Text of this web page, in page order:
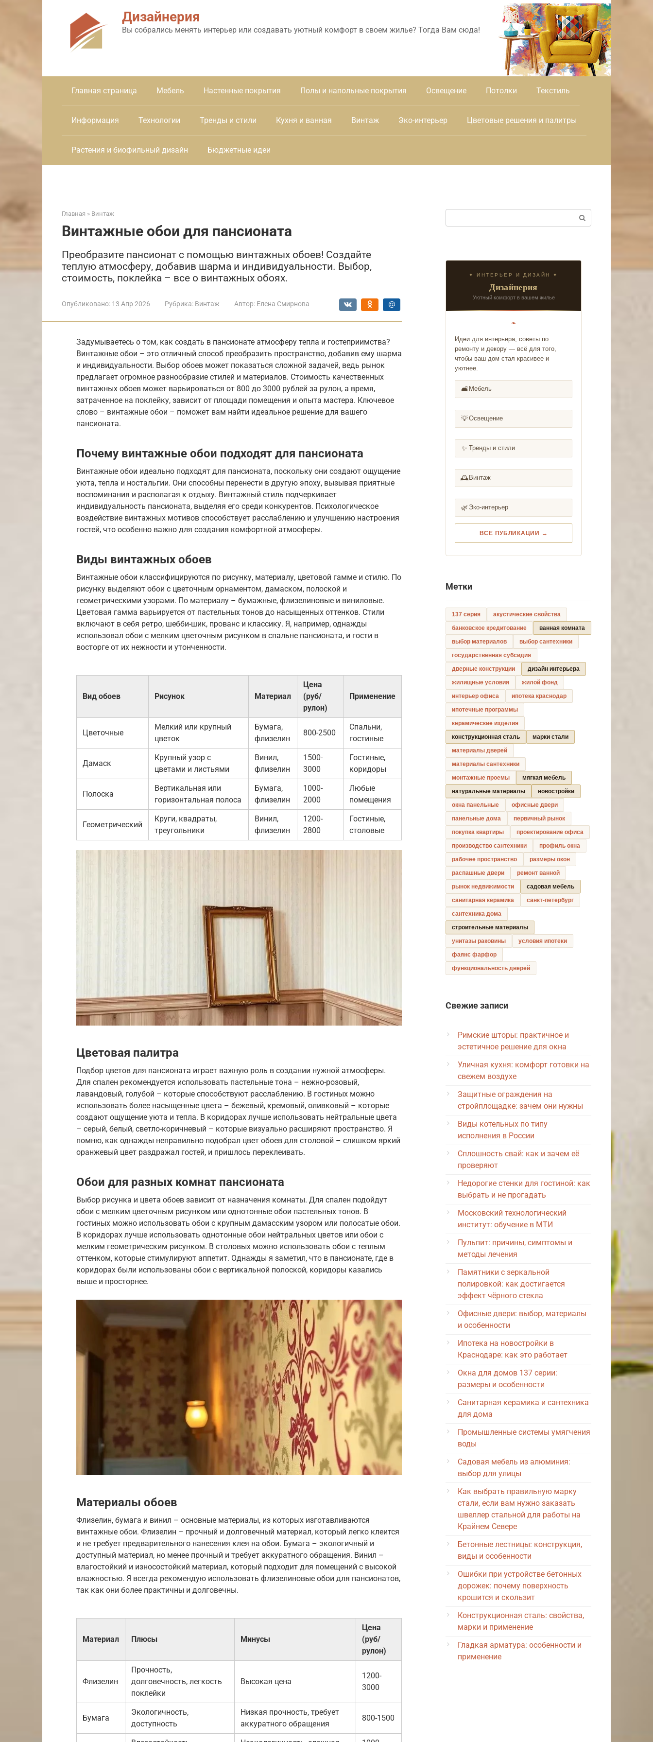
Дизайнерия
Вы собрались менять интерьер или создавать уютный комфорт в своем жилье? Тогда Вам сюда!
Главная страница Мебель Настенные покрытия Полы и напольные покрытия Освещение Потолки Текстиль
Информация Технологии Тренды и стили Кухня и ванная Винтаж Эко-интерьер Цветовые решения и палитры
Растения и биофильный дизайн Бюджетные идеи
Главная » Винтаж
Винтажные обои для пансионата
Преобразите пансионат с помощью винтажных обоев! Создайте
теплую атмосферу, добавив шарма и индивидуальности. Выбор,
стоимость, поклейка – все о винтажных обоях.
Опубликовано: 13 Апр 2026 Рубрика: Винтаж Автор: Елена Смирнова
Задумываетесь о том, как создать в пансионате атмосферу тепла и гостеприимства?
Винтажные обои – это отличный способ преобразить пространство, добавив ему шарма
и индивидуальности. Выбор обоев может показаться сложной задачей, ведь рынок
предлагает огромное разнообразие стилей и материалов. Стоимость качественных
винтажных обоев может варьироваться от 800 до 3000 рублей за рулон, а время,
затраченное на поклейку, зависит от площади помещения и опыта мастера. Ключевое
слово – винтажные обои – поможет вам найти идеальное решение для вашего
пансионата.
Почему винтажные обои подходят для пансионата
Винтажные обои идеально подходят для пансионата, поскольку они создают ощущение
уюта, тепла и ностальгии. Они способны перенести в другую эпоху, вызывая приятные
воспоминания и располагая к отдыху. Винтажный стиль подчеркивает
индивидуальность пансионата, выделяя его среди конкурентов. Психологическое
воздействие винтажных мотивов способствует расслаблению и улучшению настроения
гостей, что особенно важно для создания комфортной атмосферы.
Виды винтажных обоев
Винтажные обои классифицируются по рисунку, материалу, цветовой гамме и стилю. По
рисунку выделяют обои с цветочным орнаментом, дамаском, полоской и
геометрическими узорами. По материалу – бумажные, флизелиновые и виниловые.
Цветовая гамма варьируется от пастельных тонов до насыщенных оттенков. Стили
включают в себя ретро, шебби-шик, прованс и классику. Я, например, однажды
использовал обои с мелким цветочным рисунком в спальне пансионата, и гости в
восторге от их нежности и утонченности.
Вид обоев Рисунок Материал
Цена
(руб/
рулон)
Применение
Цветочные
Мелкий или крупный
цветок
Бумага,
флизелин
800-2500
Спальни,
гостиные
Дамаск
Крупный узор с
цветами и листьями
Винил,
флизелин
1500-
3000
Гостиные,
коридоры
Полоска
Вертикальная или
горизонтальная полоса
Бумага,
флизелин
1000-
2000
Любые
помещения
Геометрический
Круги, квадраты,
треугольники
Винил,
флизелин
1200-
2800
Гостиные,
столовые
Цветовая палитра
Подбор цветов для пансионата играет важную роль в создании нужной атмосферы.
Для спален рекомендуется использовать пастельные тона – нежно-розовый,
лавандовый, голубой – которые способствуют расслаблению. В гостиных можно
использовать более насыщенные цвета – бежевый, кремовый, оливковый – которые
создают ощущение уюта и тепла. В коридорах лучше использовать нейтральные цвета
– серый, белый, светло-коричневый – которые визуально расширяют пространство. Я
помню, как однажды неправильно подобрал цвет обоев для столовой – слишком яркий
оранжевый цвет раздражал гостей, и пришлось переклеивать.
Обои для разных комнат пансионата
Выбор рисунка и цвета обоев зависит от назначения комнаты. Для спален подойдут
обои с мелким цветочным рисунком или однотонные обои пастельных тонов. В
гостиных можно использовать обои с крупным дамасским узором или полосатые обои.
В коридорах лучше использовать однотонные обои нейтральных цветов или обои с
мелким геометрическим рисунком. В столовых можно использовать обои с теплым
оттенком, которые стимулируют аппетит. Однажды я заметил, что в пансионате, где в
коридорах были использованы обои с вертикальной полоской, коридоры казались
выше и просторнее.
Материалы обоев
Флизелин, бумага и винил – основные материалы, из которых изготавливаются
винтажные обои. Флизелин – прочный и долговечный материал, который легко клеится
и не требует предварительного нанесения клея на обои. Бумага – экологичный и
доступный материал, но менее прочный и требует аккуратного обращения. Винил –
влагостойкий и износостойкий материал, который подходит для помещений с высокой
влажностью. Я всегда рекомендую использовать флизелиновые обои для пансионатов,
так как они более практичны и долговечны.
Материал Плюсы Минусы
Цена
(руб/
рулон)
Флизелин
Прочность,
долговечность, легкость
поклейки
Высокая цена
1200-
3000
Бумага
Экологичность,
доступность
Низкая прочность, требует
аккуратного обращения
800-1500
✦ ИНТЕРЬЕР И ДИЗАЙН ✦
Дизайнерия
Уютный комфорт в вашем жилье
❧
Идеи для интерьера, советы по
ремонту и декору — всё для того,
чтобы ваш дом стал красивее и
уютнее.
🛋️ Мебель
💡Освещение
✨ Тренды и стили
🕰️ Винтаж
🌿 Эко-интерьер
ВСЕ ПУБЛИКАЦИИ →
Метки
137 серия
акустические свойства
банковское кредитование
ванная комната
выбор материалов
выбор сантехники
государственная субсидия
дверные конструкции
дизайн интерьера
жилищные условия
жилой фонд
интерьер офиса
ипотека краснодар
ипотечные программы
керамические изделия
конструкционная сталь
марки стали
материалы дверей
материалы сантехники
монтажные проемы
мягкая мебель
натуральные материалы
новостройки
окна панельные
офисные двери
панельные дома
первичный рынок
покупка квартиры
проектирование офиса
производство сантехники
профиль окна
рабочее пространство
размеры окон
распашные двери
ремонт ванной
рынок недвижимости
садовая мебель
санитарная керамика
санкт-петербург
сантехника дома
строительные материалы
унитазы раковины
условия ипотеки
фаянс фарфор
функциональность дверей
Свежие записи
Римские шторы: практичное и
эстетичное решение для окна
Уличная кухня: комфорт готовки на
свежем воздухе
Защитные ограждения на
стройплощадке: зачем они нужны
Виды котельных по типу
исполнения в России
Сплошность свай: как и зачем её
проверяют
Недорогие стенки для гостиной: как
выбрать и не прогадать
Московский технологический
институт: обучение в МТИ
Пульпит: причины, симптомы и
методы лечения
Памятники с зеркальной
полировкой: как достигается
эффект чёрного стекла
Офисные двери: выбор, материалы
и особенности
Ипотека на новостройки в
Краснодаре: как это работает
Окна для домов 137 серии:
размеры и особенности
Санитарная керамика и сантехника
для дома
Промышленные системы умягчения
воды
Садовая мебель из алюминия:
выбор для улицы
Как выбрать правильную марку
стали, если вам нужно заказать
швеллер стальной для работы на
Крайнем Севере
Бетонные лестницы: конструкция,
виды и особенности
Ошибки при устройстве бетонных
дорожек: почему поверхность
крошится и скользит
Конструкционная сталь: свойства,
марки и применение
Гладкая арматура: особенности и
применение